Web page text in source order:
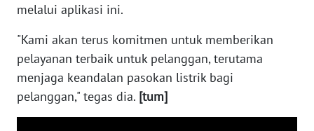
melalui aplikasi ini.
"Kami akan terus komitmen untuk memberikan
pelayanan terbaik untuk pelanggan, terutama
menjaga keandalan pasokan listrik bagi
pelanggan," tegas dia. [tum]
WN
WN
JAMBI
WN